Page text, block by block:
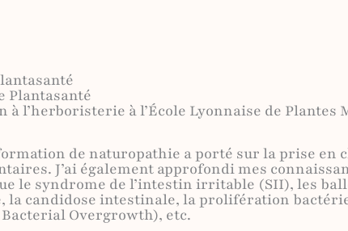
Plantasanté
à l’herboristerie à l’École Lyonnaise de Plantes
de naturopathie a porté sur la prise en
J’ai également approfondi mes
le syndrome de l’intestin irritable (SII), les
candidose intestinale, la prolifération
Overgrowth), etc.